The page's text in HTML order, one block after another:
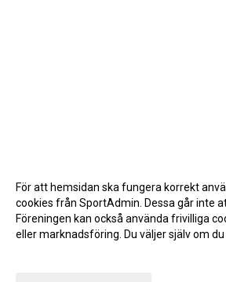
För att hemsidan ska fungera korrekt
cookies från SportAdmin. Dessa går inte
Föreningen kan också använda frivilliga
eller marknadsföring. Du väljer själv om du